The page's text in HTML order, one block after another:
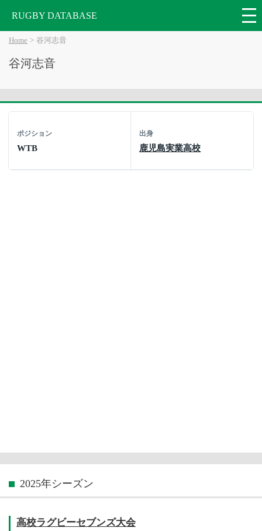
RUGBY DATABASE
Home 谷河志音
谷河志音
ポジション
WTB
出身
鹿児島実業高校
2025年シーズン
高校ラグビーセブンズ大会